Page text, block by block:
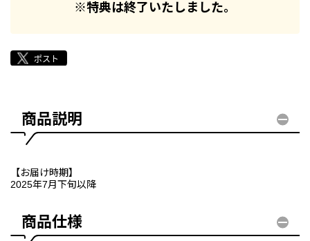
※特典は終了いたしました。
商品説明
【お届け時期】
2025年7月下旬以降
商品仕様